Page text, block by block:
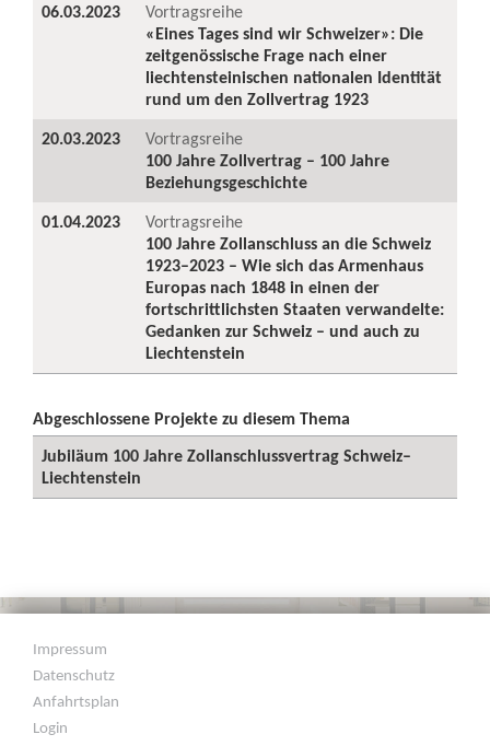
06.03.2023
Vortragsreihe
«Eines Tages sind wir Schweizer»: Die
zeitgenössische Frage nach einer
liechtensteinischen nationalen Identität
rund um den Zollvertrag 1923
20.03.2023
Vortragsreihe
100 Jahre Zollvertrag – 100 Jahre
Beziehungsgeschichte
01.04.2023
Vortragsreihe
100 Jahre Zollanschluss an die Schweiz
1923–2023 – Wie sich das Armenhaus
Europas nach 1848 in einen der
fortschrittlichsten Staaten verwandelte:
Gedanken zur Schweiz – und auch zu
Liechtenstein
Abgeschlossene Projekte zu diesem Thema
Jubiläum 100 Jahre Zollanschlussvertrag Schweiz–
Liechtenstein
Impressum
Datenschutz
Anfahrtsplan
Login